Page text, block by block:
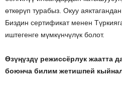
өткөрүп турабыз. Окуу
Биздин сертификат менен
иштегенге мүмкүнчүлүк болот.
Өзүңүздү режиссёрлук жаатта
боюнча билим жетишпей